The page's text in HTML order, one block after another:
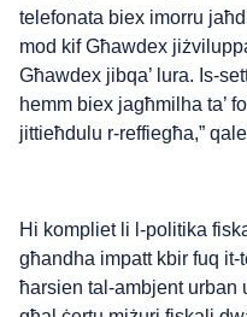
telefonata biex imorru
mod kif Għawdex
Għawdex jibqa’ lura. Is-
hemm biex jagħmilha ta’
jittieħdulu r-reffiegħa,”
Hi kompliet li l-politika
għandha impatt kbir fuq it-
ħarsien tal-ambjent urban